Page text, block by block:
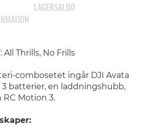
All Thrills, No Frills
combosetet ingår DJI Avata
batterier, en laddningshubb,
RC Motion 3.
LAGERSALDO